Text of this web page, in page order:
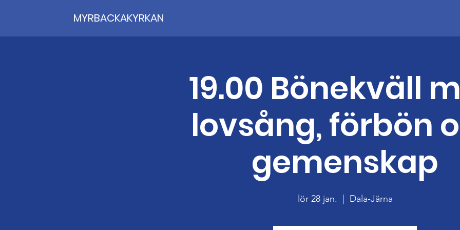
MYRBACKAKYRKAN
19.00 Bönekväll
lovsång, förbön
gemenskap
lör 28 jan. Dala-Järna